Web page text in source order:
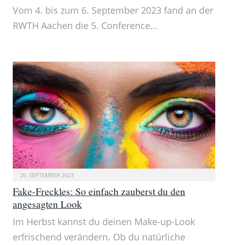
Vom 4. bis zum 6. September 2023 fand an der
RWTH Aachen die 5. Conference…
26. SEPTEMBER 2023
Fake-Freckles: So einfach zauberst du den
angesagten Look
Im Herbst kannst du deinen Make-up-Look
erfrischend verändern. Ob du natürliche